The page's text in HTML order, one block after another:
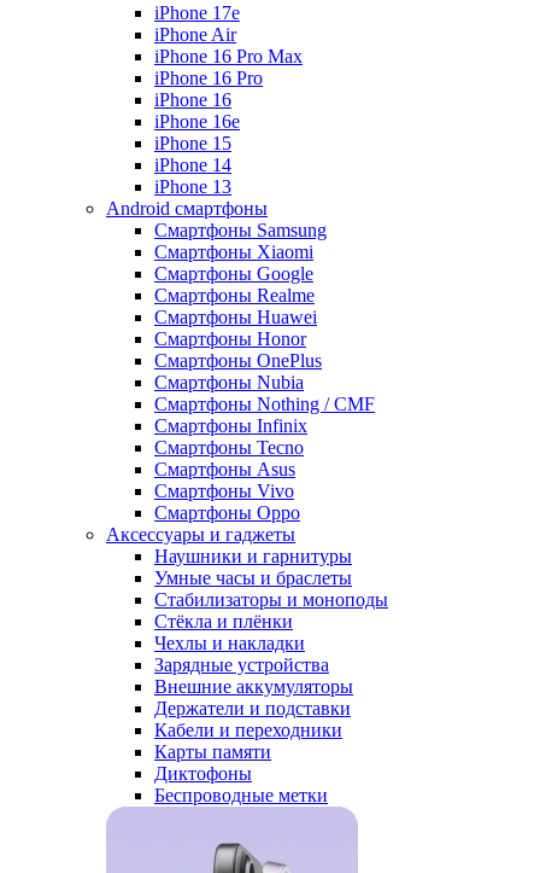
iPhone 17e
iPhone Air
iPhone 16 Pro Max
iPhone 16 Pro
iPhone 16
iPhone 16e
iPhone 15
iPhone 14
iPhone 13
Android cмартфоны
Смартфоны Samsung
Смартфоны Xiaomi
Смартфоны Google
Смартфоны Realme
Смартфоны Huawei
Смартфоны Honor
Смартфоны OnePlus
Смартфоны Nubia
Смартфоны Nothing / CMF
Смартфоны Infinix
Смартфоны Tecno
Смартфоны Asus
Смартфоны Vivo
Смартфоны Oppo
Аксессуары и гаджеты
Наушники и гарнитуры
Умные часы и браслеты
Стабилизаторы и моноподы
Стёкла и плёнки
Чехлы и накладки
Зарядные устройства
Внешние аккумуляторы
Держатели и подставки
Кабели и переходники
Карты памяти
Диктофоны
Беспроводные метки